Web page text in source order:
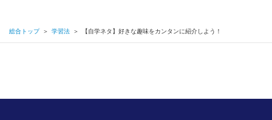
総合トップ ＞ 学習法 ＞ 【自学ネタ】好きな趣味をカンタンに紹介しよう！